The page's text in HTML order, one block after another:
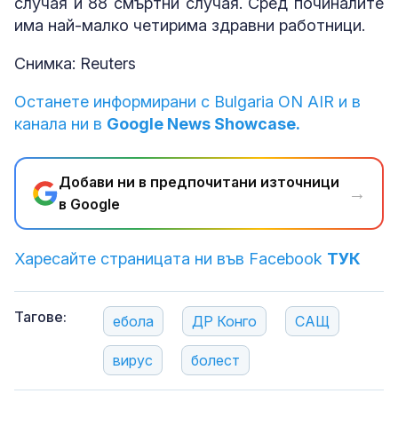
има най-малко четирима здравни работници.
Снимка: Reuters
Останете информирани с Bulgaria ON AIR и в
канала ни в Google News Showcase.
Добави ни в предпочитани източници
в Google
→
Харесайте страницата ни във Facebook ТУК
Тагове: ебола ДР Конго САЩ
вирус болест